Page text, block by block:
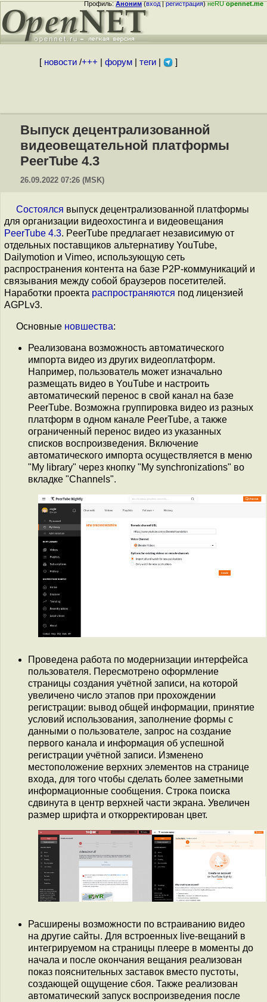
Профиль:Аноним(вход|регистрация)неRUopennet.me
[ новости/+++ форум| теги| ]
Выпуск децентрализованной
видеовещательной платформы
PeerTube 4.3
26.09.2022 07:26 (MSK)
Состоялся выпуск децентрализованной платформы
для организации видеохостинга и видеовещания
PeerTube 4.3. PeerTube предлагает независимую от
отдельных поставщиков альтернативу YouTube,
Dailymotion и Vimeo, использующую сеть
распространения контента на базе P2P-коммуникаций и
связывания между собой браузеров посетителей.
Наработки проекта распространяются под лицензией
AGPLv3.
Основные новшества:
Реализована возможность автоматического
импорта видео из других видеоплатформ.
Например, пользователь может изначально
размещать видео в YouTube и настроить
автоматический перенос в свой канал на базе
PeerTube. Возможна группировка видео из разных
платформ в одном канале PeerTube, а также
ограниченный перенос видео из указанных
списков воспроизведения. Включение
автоматического импорта осуществляется в меню
"My library" через кнопку "My synchronizations" во
вкладке "Channels".
Проведена работа по модернизации интерфейса
пользователя. Пересмотрено оформление
страницы создания учётной записи, на которой
увеличено число этапов при прохождении
регистрации: вывод общей информации, принятие
условий использования, заполнение формы с
данными о пользователе, запрос на создание
первого канала и информация об успешной
регистрации учётной записи. Изменено
местоположение верхних элементов на странице
входа, для того чтобы сделать более заметными
информационные сообщения. Строка поиска
сдвинута в центр верхней части экрана. Увеличен
размер шрифта и откорректирован цвет.
Расширены возможности по встраиванию видео
на другие сайты. Для встроенных live-вещаний в
интегрируемом на страницы плеере в моменты до
начала и после окончания вещания реализован
показ пояснительных заставок вместо пустоты,
создающей ощущение сбоя. Также реализован
автоматический запуск воспроизведения после